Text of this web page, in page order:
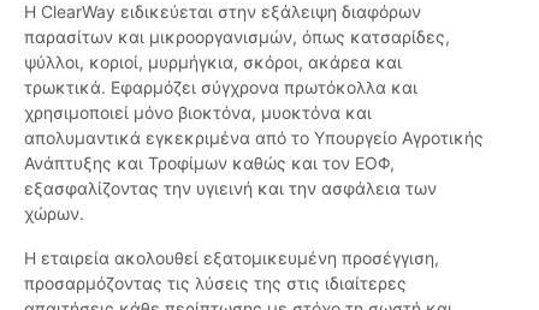
Η ClearWay ειδικεύεται στην εξάλειψη διαφόρων
παρασίτων και μικροοργανισμών, όπως κατσαρίδες,
ψύλλοι, κοριοί, μυρμήγκια, σκόροι, ακάρεα και
τρωκτικά. Εφαρμόζει σύγχρονα πρωτόκολλα και
χρησιμοποιεί μόνο βιοκτόνα, μυοκτόνα και
απολυμαντικά εγκεκριμένα από το Υπουργείο Αγροτικής
Ανάπτυξης και Τροφίμων καθώς και τον ΕΟΦ,
εξασφαλίζοντας την υγιεινή και την ασφάλεια των
χώρων.
Η εταιρεία ακολουθεί εξατομικευμένη προσέγγιση,
προσαρμόζοντας τις λύσεις της στις ιδιαίτερες